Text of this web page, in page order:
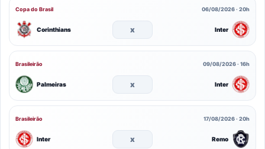
Copa do Brasil 06/08/2026 · 20h
Corinthians x Inter
Brasileirão 09/08/2026 · 16h
Palmeiras x Inter
Brasileirão 17/08/2026 · 20h
Inter x Remo